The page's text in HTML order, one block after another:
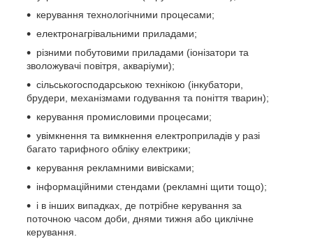
керування технологічними процесами;
електронагрівальними приладами;
різними побутовими приладами (іонізатори та
зволожувачі повітря, акваріуми);
сільськогосподарською технікою (інкубатори,
брудери, механізмами годування та поніття тварин);
керування промисловими процесами;
увімкнення та вимкнення електроприладів у разі
багато тарифного обліку електрики;
керування рекламними вивісками;
інформаційними стендами (рекламні щити тощо);
і в інших випадках, де потрібне керування за
поточною часом доби, днями тижня або циклічне
керування.